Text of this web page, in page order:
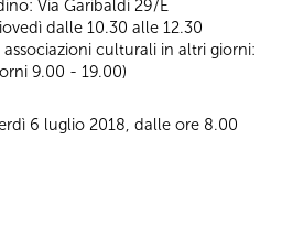
Via Garibaldi 29/E
dalle 10.30 alle 12.30
culturali in altri giorni:
9.00 - 19.00)
6 luglio 2018, dalle ore 8.00